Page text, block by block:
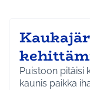
Puistoon pitäisi
kaunis paikka